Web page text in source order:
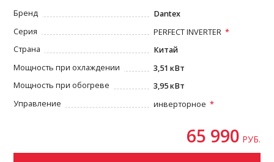
Бренд
Dantex
Серия
PERFECT INVERTER
Страна
Китай
Мощность при охлаждении
3,51 кВт
Мощность при обогреве
3,95 кВт
Управление
инверторное
65 990 РУБ.